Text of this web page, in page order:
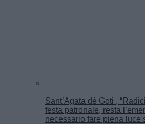
Sant’Agata dé Goti ,
festa patronale, resta
necessario fare piena luce